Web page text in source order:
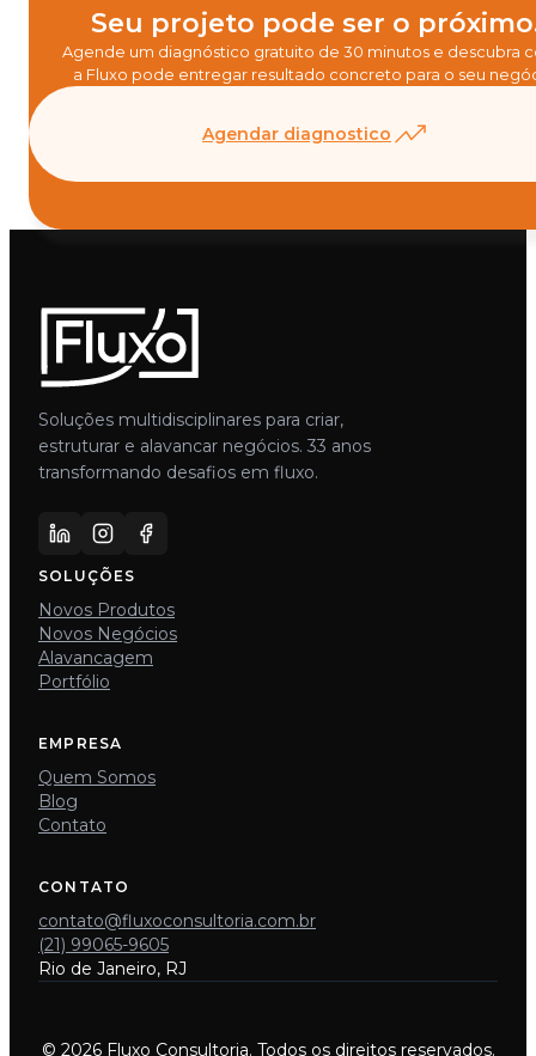
Seu projeto pode ser o
Agende um diagnóstico gratuito de 30 minutos e descubra
a Fluxo pode entregar resultado concreto para o seu
Agendar diagnostico
Soluções multidisciplinares para criar,
estruturar e alavancar negócios. 33 anos
transformando desafios em fluxo.
SOLUÇÕES
Novos Produtos
Novos Negócios
Alavancagem
Portfólio
EMPRESA
Quem Somos
Blog
Contato
CONTATO
contato@fluxoconsultoria.com.br
(21) 99065-9605
Rio de Janeiro, RJ
© 2026 Fluxo Consultoria. Todos os direitos reservados.